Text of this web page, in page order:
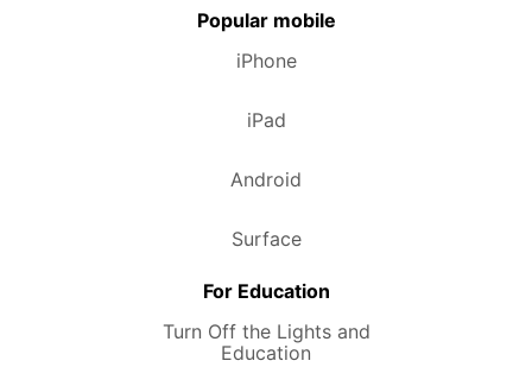
Popular mobile
iPhone
iPad
Android
Surface
For Education
Turn Off the Lights and
Education